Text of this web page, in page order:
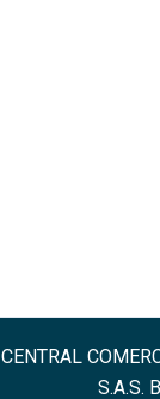
CENTRAL
S.A.S.